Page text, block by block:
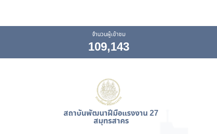
จำนวนผู้เข้าชม
109,143
สถาบันพัฒนาฝีมือแรงงาน 27
สมุทรสาคร